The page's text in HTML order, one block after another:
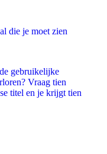
die je moet zien
gebruikelijke
Vraag tien
titel en je krijgt tien